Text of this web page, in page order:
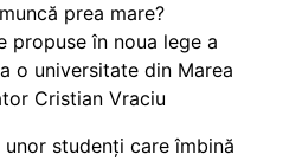
prea mare?
propuse în noua lege a
o universitate din Marea
Cristian Vraciu
studenți care îmbină